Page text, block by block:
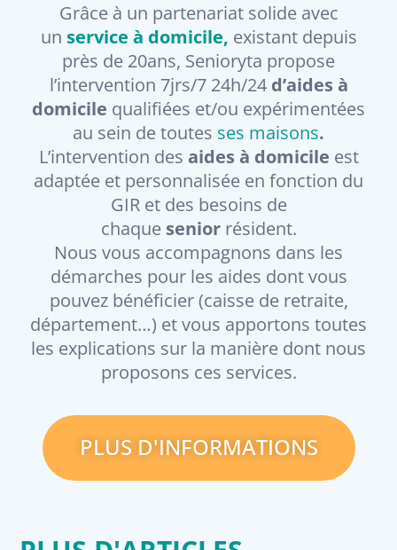
Grâce à un partenariat solide avec
un service à domicile, existant depuis
près de 20ans, Senioryta propose
l’intervention 7jrs/7 24h/24 d’aides à
domicile qualifiées et/ou expérimentées
au sein de toutes ses maisons.
L’intervention des aides à domicile est
adaptée et personnalisée en fonction du
GIR et des besoins de
chaque seniorrésident.
Nous vous accompagnons dans les
démarches pour les aides dont vous
pouvez bénéficier (caisse de retraite,
département…) et vous apportons toutes
les explications sur la manière dont nous
proposons ces services.
PLUS D'INFORMATIONS